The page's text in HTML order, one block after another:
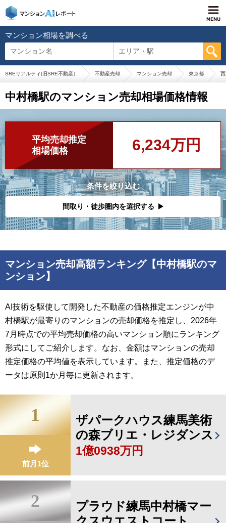
マンション相場を調べる
マンション名 エリア・駅
SREリアルティ(旧SRE不動産） 不動産売却 マンション売却 東京都
中村橋駅のマンション売却相場価格情報
平均売却推定
相場価格
6,234万円
条件を絞り込む
間取り・徒歩圏内を選択する
マンション売却高額ランキング【中村橋駅のマ
ンション】
AI技術を駆使して開発した不動産の価格推定エンジンが中
村橋駅が最寄りのマンションの売却価格を推定し、2026年
7月時点での平均売却価格の高いマンション順にランキング
形式にしてご紹介します。なお、金額はマンションの売却
推定価格の平均値を表示しています。また、推定価格のデ
ータは原則1か月毎に更新されます。
1
前月1位
ザパークハウス練馬美術
の森ブリエ・レジダンス
1億0938万円
2
プラウド練馬中村橋マー